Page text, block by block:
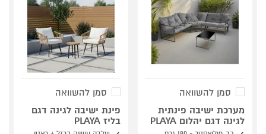
סמן להשוואה
מערכת ישיבה פינתית
לגינה דגם יהלום PLAYA
סמן להשוואה
פינת ישיבה לגינה דגם
בליז PLAYA